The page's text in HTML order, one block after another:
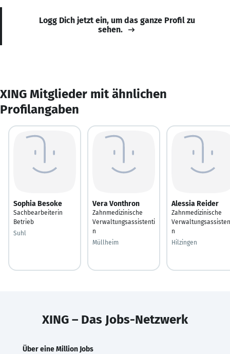
Logg Dich jetzt ein, um das ganze Profil zu
sehen.
XING Mitglieder mit ähnlichen
Profilangaben
Sophia Besoke
Sachbearbeiterin
Betrieb
Suhl
Vera Vonthron
Zahnmedizinische
Verwaltungsassistenti
n
Müllheim
Alessia Reider
Zahnmedizinische
n
Hilzingen
XING – Das Jobs-Netzwerk
Über eine Million Jobs